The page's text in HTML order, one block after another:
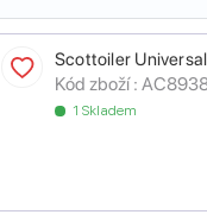
Scottoiler
Kód zboží :
1 Skladem